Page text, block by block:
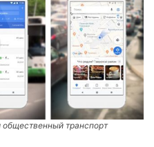
общественный транспорт